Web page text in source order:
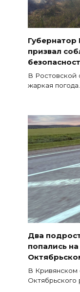
Губернатор
призвал
В Ростовской
жаркая погода.
Два
попались
В Кривянском
Октябрьского